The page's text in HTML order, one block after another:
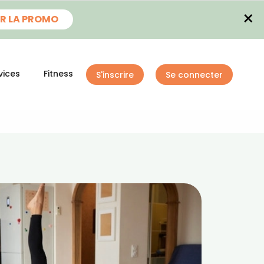
LA PROMO ×
Fitness S'inscrire Se connecter